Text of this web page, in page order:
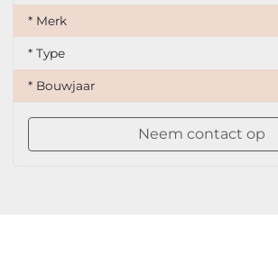
* Merk
* Type
* Bouwjaar
Neem contact op